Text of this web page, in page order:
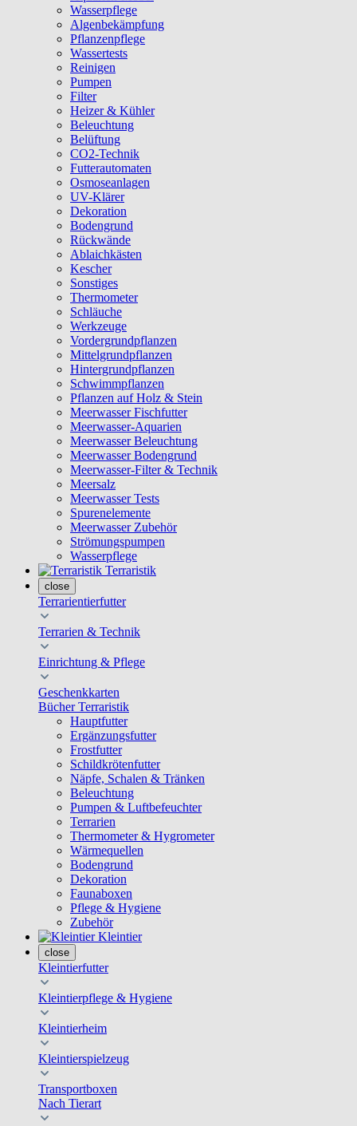
Wasserpflege
Algenbekämpfung
Pflanzenpflege
Wassertests
Reinigen
Pumpen
Filter
Heizer & Kühler
Beleuchtung
Belüftung
CO2-Technik
Futterautomaten
Osmoseanlagen
UV-Klärer
Dekoration
Bodengrund
Rückwände
Ablaichkästen
Kescher
Sonstiges
Thermometer
Schläuche
Werkzeuge
Vordergrundpflanzen
Mittelgrundpflanzen
Hintergrundpflanzen
Schwimmpflanzen
Pflanzen auf Holz & Stein
Meerwasser Fischfutter
Meerwasser-Aquarien
Meerwasser Beleuchtung
Meerwasser Bodengrund
Meerwasser-Filter & Technik
Meersalz
Meerwasser Tests
Spurenelemente
Meerwasser Zubehör
Strömungspumpen
Wasserpflege
Terraristik
close
Terrarientierfutter
Terrarien & Technik
Einrichtung & Pflege
Geschenkkarten
Bücher Terraristik
Hauptfutter
Ergänzungsfutter
Frostfutter
Schildkrötenfutter
Näpfe, Schalen & Tränken
Beleuchtung
Pumpen & Luftbefeuchter
Terrarien
Thermometer & Hygrometer
Wärmequellen
Bodengrund
Dekoration
Faunaboxen
Pflege & Hygiene
Zubehör
Kleintier
close
Kleintierfutter
Kleintierpflege & Hygiene
Kleintierheim
Kleintierspielzeug
Transportboxen
Nach Tierart